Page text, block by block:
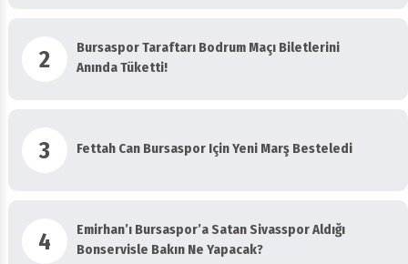
2
Bursaspor Taraftarı Bodrum Maçı Biletlerini
Anında Tüketti!
3 Fettah Can Bursaspor Için Yeni Marş Besteledi
4
Emirhan’ı Bursaspor’a Satan Sivasspor Aldığı
Bonservisle Bakın Ne Yapacak?